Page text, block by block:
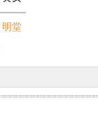
明堂